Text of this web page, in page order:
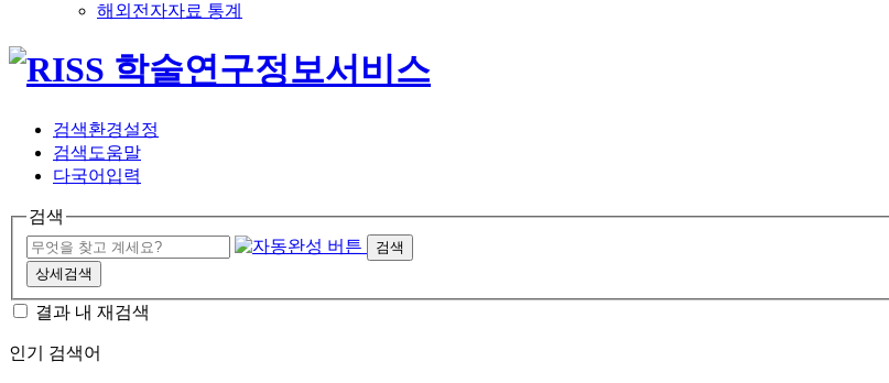
해외전자자료 통계
검색환경설정
검색도움말
다국어입력
검색
검색
상세검색
결과 내 재검색
인기 검색어